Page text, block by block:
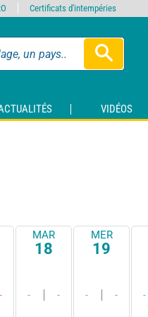
VIDÉOS
-
MAR
18
- -
MER
19
- - -
Certificats d'intempéries